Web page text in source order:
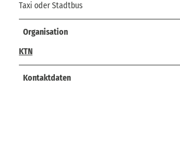
Taxi oder Stadtbus
Organisation
KTN
Kontaktdaten